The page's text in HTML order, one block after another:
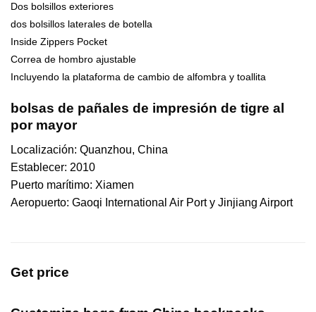
Dos bolsillos exteriores
dos bolsillos laterales de botella
Inside Zippers Pocket
Correa de hombro ajustable
Incluyendo la plataforma de cambio de alfombra y toallita
bolsas de pañales de impresión de tigre al
por mayor
Localización: Quanzhou, China
Establecer: 2010
Puerto marítimo: Xiamen
Aeropuerto: Gaoqi International Air Port y Jinjiang Airport
Get price